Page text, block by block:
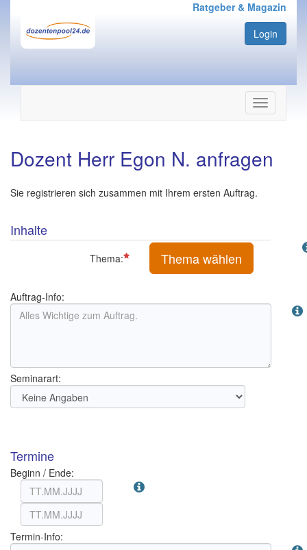
Ratgeber & Magazin
Login
Navigation
ein-/
Dozent Herr Egon N. anfragen
Sie registrieren sich zusammen mit Ihrem ersten Auftrag.
Inhalte
Thema: Thema wählen
Auftrag-Info:
Seminarart:
Termine
Beginn / Ende:
Termin-Info: